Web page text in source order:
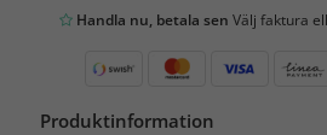
Handla nu, betala sen Välj faktura
Produktinformation